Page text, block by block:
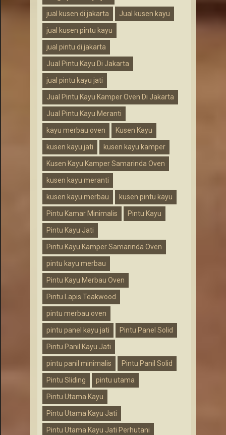
jual kusen di jakarta Jual kusen kayu
jual kusen pintu kayu
jual pintu di jakarta
Jual Pintu Kayu Di Jakarta
jual pintu kayu jati
Jual Pintu Kayu Kamper Oven Di Jakarta
Jual Pintu Kayu Meranti
kayu merbau oven Kusen Kayu
kusen kayu jati kusen kayu kamper
Kusen Kayu Kamper Samarinda Oven
kusen kayu meranti
kusen kayu merbau kusen pintu kayu
Pintu Kamar Minimalis Pintu Kayu
Pintu Kayu Jati
Pintu Kayu Kamper Samarinda Oven
pintu kayu merbau
Pintu Kayu Merbau Oven
Pintu Lapis Teakwood
pintu merbau oven
pintu panel kayu jati Pintu Panel Solid
Pintu Panil Kayu Jati
pintu panil minimalis Pintu Panil Solid
Pintu Sliding pintu utama
Pintu Utama Kayu
Pintu Utama Kayu Jati
Pintu Utama Kayu Jati Perhutani